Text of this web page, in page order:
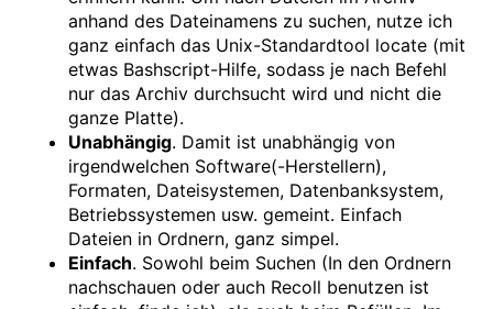
anhand des Dateinamens zu suchen, nutze ich
ganz einfach das Unix-Standardtool locate (mit
etwas Bashscript-Hilfe, sodass je nach Befehl
nur das Archiv durchsucht wird und nicht die
ganze Platte).
Unabhängig. Damit ist unabhängig von
irgendwelchen Software(-Herstellern),
Formaten, Dateisystemen, Datenbanksystem,
Betriebssystemen usw. gemeint. Einfach
Dateien in Ordnern, ganz simpel.
Einfach. Sowohl beim Suchen (In den Ordnern
nachschauen oder auch Recoll benutzen ist